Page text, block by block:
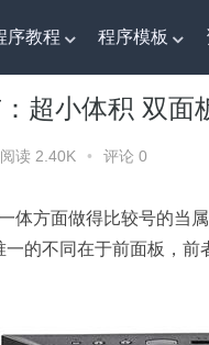
序教程 程序模板
上市：超小体积 双面板自由
超小体积 双面
阅读 2.40K • 评论 0
体方面做得比较号的当
的不同在于前面板，